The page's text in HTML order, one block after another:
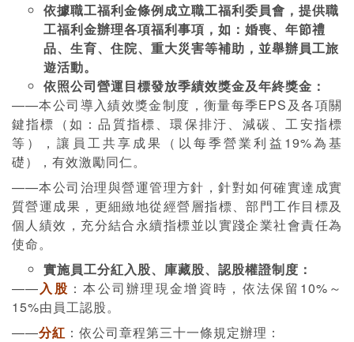
依據職工福利金條例成立職工福利委員會，提供職
工福利金辦理各項福利事項，如：婚喪、年節禮
品、生育、住院、重大災害等補助，並舉辦員工旅
遊活動。
依照公司營運目標發放季績效獎金及年終獎金：
——本公司導入績效獎金制度，衡量每季EPS及各項關
鍵指標（如：品質指標、環保排汙、減碳、工安指標
等），讓員工共享成果（以每季營業利益19%為基
礎），有效激勵同仁。
——本公司治理與營運管理方針，針對如何確實達成實
質營運成果，更細緻地從經營層指標、部門工作目標及
個人績效，充分結合永續指標並以實踐企業社會責任為
使命。
實施員工分紅入股、庫藏股、認股權證制度：
——入股 ：本公司辦理現金增資時，依法保留10%～
15%由員工認股。
——分紅 ：依公司章程第三十一條規定辦理：